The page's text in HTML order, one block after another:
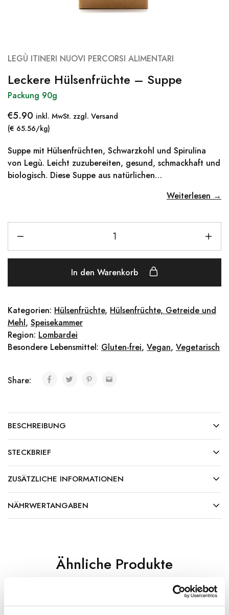
LEGÙ ITINERI NUOVI PERCORSI ALIMENTARI
Leckere Hülsenfrüchte – Suppe
Packung 90g
€5.90 inkl. MwSt. zzgl. Versand
(€ 65.56/kg)
Suppe mit Hülsenfrüchten, Schwarzkohl und Spirulina
von Legù. Leicht zuzubereiten, gesund, schmackhaft und
biologisch. Diese Suppe aus natürlichen…
Weiterlesen →
In den Warenkorb
Kategorien: Hülsenfrüchte, Hülsenfrüchte, Getreide und
Mehl, Speisekammer
Region: Lombardei
Besondere Lebensmittel: Gluten-frei, Vegan, Vegetarisch
Share:
BESCHREIBUNG
STECKBRIEF
ZUSÄTZLICHE INFORMATIONEN
NÄHRWERTANGABEN
Ähnliche Produkte